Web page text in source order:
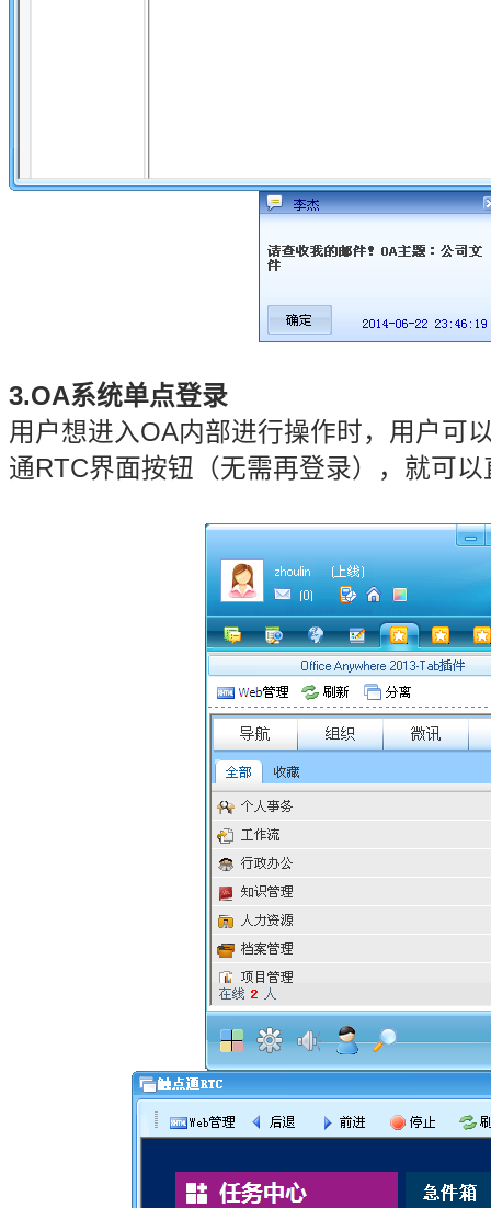
3.OA系统单点登录
用户想进入OA内部进行操作时，用户可
通RTC界面按钮（无需再登录），就可